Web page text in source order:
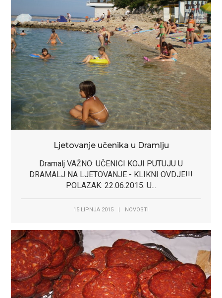
Ljetovanje učenika u Dramlju
Dramalj VAŽNO: UČENICI KOJI PUTUJU U
DRAMALJ NA LJETOVANJE - KLIKNI OVDJE!!!
POLAZAK: 22.06.2015. U...
15 LIPNJA 2015 NOVOSTI